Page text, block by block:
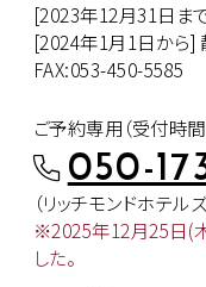
[2023年12月31日ま
[2024年1月1日から]
FAX:053-450-5585
ご予約専用（受付時
050-
（リッチモンドホテル
※2025年12月25日(木
した。